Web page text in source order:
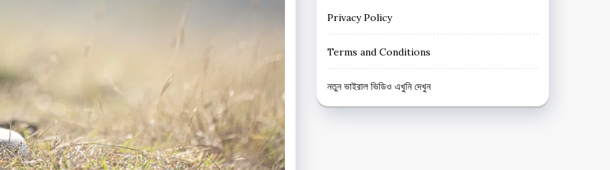
Privacy Policy
Terms and Conditions
নতুন ভাইরাল ভিডিও এখুনি দেখুন